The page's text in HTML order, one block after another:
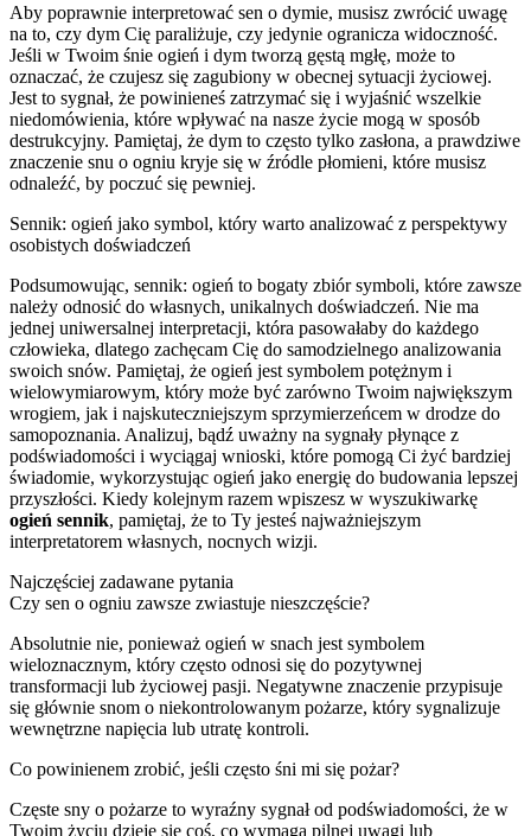
Aby poprawnie interpretować sen o dymie, musisz zwrócić uwagę
na to, czy dym Cię paraliżuje, czy jedynie ogranicza widoczność.
Jeśli w Twoim śnie ogień i dym tworzą gęstą mgłę, może to
oznaczać, że czujesz się zagubiony w obecnej sytuacji życiowej.
Jest to sygnał, że powinieneś zatrzymać się i wyjaśnić wszelkie
niedomówienia, które wpływać na nasze życie mogą w sposób
destrukcyjny. Pamiętaj, że dym to często tylko zasłona, a prawdziwe
znaczenie snu o ogniu kryje się w źródle płomieni, które musisz
odnaleźć, by poczuć się pewniej.
Sennik: ogień jako symbol, który warto analizować z perspektywy
osobistych doświadczeń
Podsumowując, sennik: ogień to bogaty zbiór symboli, które zawsze
należy odnosić do własnych, unikalnych doświadczeń. Nie ma
jednej uniwersalnej interpretacji, która pasowałaby do każdego
człowieka, dlatego zachęcam Cię do samodzielnego analizowania
swoich snów. Pamiętaj, że ogień jest symbolem potężnym i
wielowymiarowym, który może być zarówno Twoim największym
wrogiem, jak i najskuteczniejszym sprzymierzeńcem w drodze do
samopoznania. Analizuj, bądź uważny na sygnały płynące z
podświadomości i wyciągaj wnioski, które pomogą Ci żyć bardziej
świadomie, wykorzystując ogień jako energię do budowania lepszej
przyszłości. Kiedy kolejnym razem wpiszesz w wyszukiwarkę
ogień sennik, pamiętaj, że to Ty jesteś najważniejszym
interpretatorem własnych, nocnych wizji.
Najczęściej zadawane pytania
Czy sen o ogniu zawsze zwiastuje nieszczęście?
Absolutnie nie, ponieważ ogień w snach jest symbolem
wieloznacznym, który często odnosi się do pozytywnej
transformacji lub życiowej pasji. Negatywne znaczenie przypisuje
się głównie snom o niekontrolowanym pożarze, który sygnalizuje
wewnętrzne napięcia lub utratę kontroli.
Co powinienem zrobić, jeśli często śni mi się pożar?
Częste sny o pożarze to wyraźny sygnał od podświadomości, że w
Twoim życiu dzieje się coś, co wymaga pilnej uwagi lub